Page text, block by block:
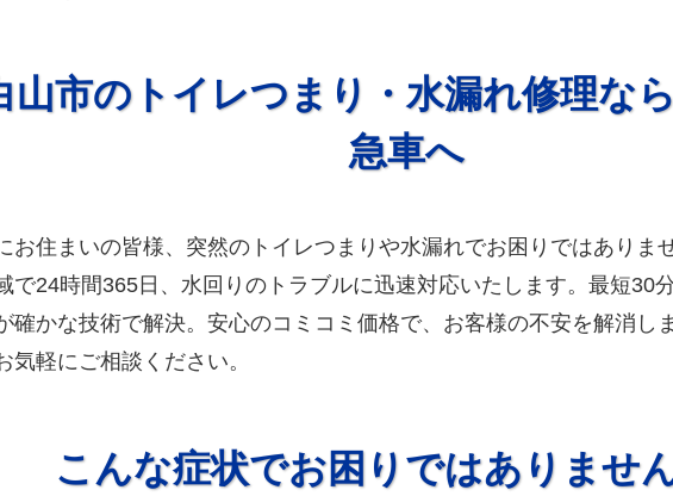
山市のトイレつまり・水漏れ修理な
急車へ
お住まいの皆様、突然のトイレつまりや水漏れでお困りではありま
で24時間365日、水回りのトラブルに迅速対応いたします。最短30
確かな技術で解決。安心のコミコミ価格で、お客様の不安を解消し
気軽にご相談ください。
こんな症状でお困りではありませ